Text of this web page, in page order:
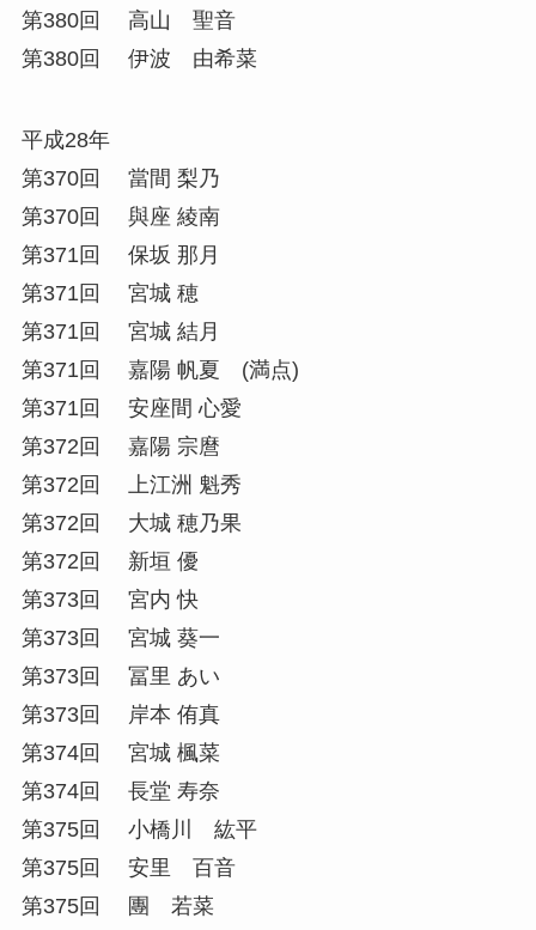
第380回 高山 聖音
第380回 伊波 由希菜
平成28年
第370回 當間 梨乃
第370回 與座 綾南
第371回 保坂 那月
第371回 宮城 穂
第371回 宮城 結月
第371回 嘉陽 帆夏 (満点)
第371回 安座間 心愛
第372回 嘉陽 宗麿
第372回 上江洲 魁秀
第372回 大城 穂乃果
第372回 新垣 優
第373回 宮内 快
第373回 宮城 葵一
第373回 冨里 あい
第373回 岸本 侑真
第374回 宮城 楓菜
第374回 長堂 寿奈
第375回 小橋川 紘平
第375回 安里 百音
第375回 團 若菜